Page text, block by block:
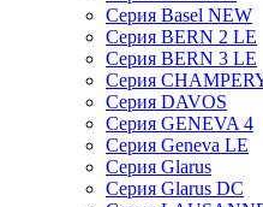
Серия Basel NEW
Серия BERN 2 LE
Серия BERN 3 LE
Серия
Серия DAVOS
Серия GENEVA 4
Серия Geneva LE
Серия Glarus
Серия Glarus DC